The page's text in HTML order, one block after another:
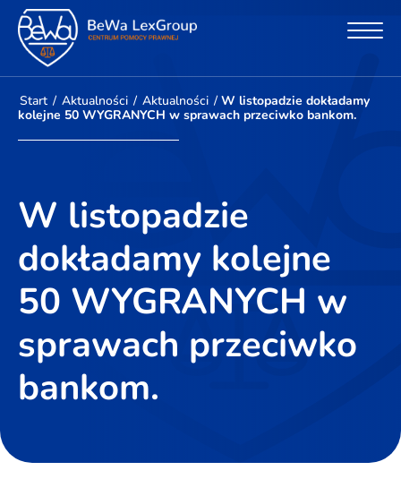
Start / Aktualności / Aktualności / W listopadzie dokładamy
kolejne 50 WYGRANYCH w sprawach przeciwko bankom.
W listopadzie
dokładamy kolejne
50 WYGRANYCH w
sprawach przeciwko
bankom.